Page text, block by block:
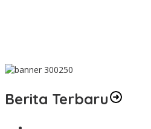
Berita Terbaru